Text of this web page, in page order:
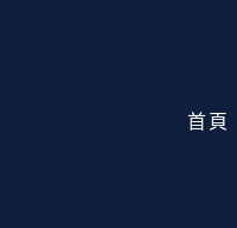
首頁